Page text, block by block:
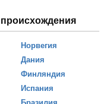
Норвегия
Дания
Финляндия
Испания